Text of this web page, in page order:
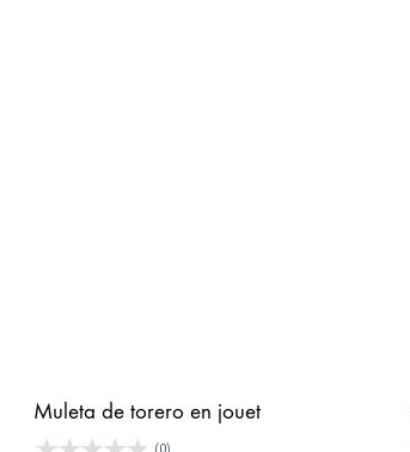
Muleta de torero en jouet
(0)